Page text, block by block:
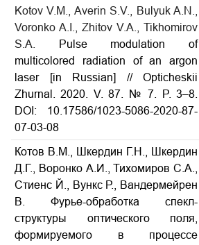
Kotov V.M., Averin S.V., Bulyuk A.N.,
Voronko A.I., Zhitov V.A., Tikhomirov
S.A.
Pulse modulation of
multicolored radiation of an argon
laser [in Russian] // Opticheskii
Zhurnal. 2020. V. 87. № 7. P. 3–8.
DOI: 10.17586/1023-5086-2020-87-
07-03-08
Котов В.М., Шкердин Г.Н., Шкердин
Д.Г., Воронко А.И., Тихомиров С.А.,
Стиенс Й., Вункс Р., Вандермейрен
В. Фурье-обработка спекл-
структуры оптического поля,
формируемого в процессе